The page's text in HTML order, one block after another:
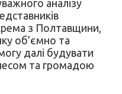
аналізу
з Полтавщини,
об’ємно та
далі будувати
та громадою